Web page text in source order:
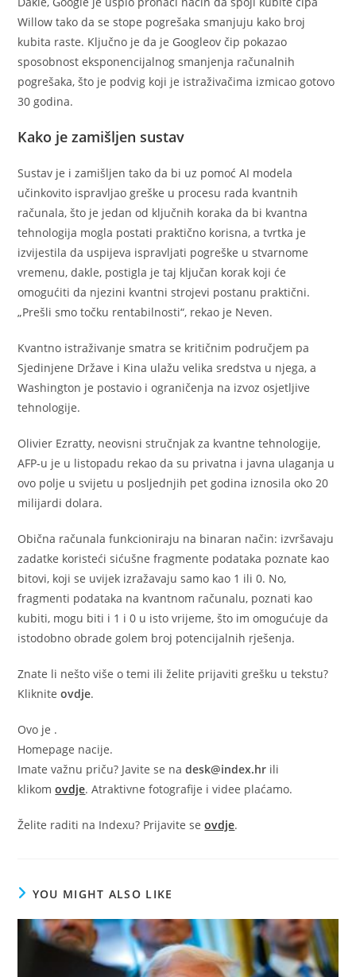
Willow tako da se stope pogrešaka smanjuju kako broj
kubita raste. Ključno je da je Googleov čip pokazao
sposobnost eksponencijalnog smanjenja računalnih
pogrešaka, što je podvig koji je istraživačima izmicao gotovo
30 godina.
Kako je zamišljen sustav
Sustav je i zamišljen tako da bi uz pomoć AI modela
učinkovito ispravljao greške u procesu rada kvantnih
računala, što je jedan od ključnih koraka da bi kvantna
tehnologija mogla postati praktično korisna, a tvrtka je
izvijestila da uspijeva ispravljati pogreške u stvarnome
vremenu, dakle, postigla je taj ključan korak koji će
omogućiti da njezini kvantni strojevi postanu praktični.
„Prešli smo točku rentabilnosti“, rekao je Neven.
Kvantno istraživanje smatra se kritičnim područjem pa
Sjedinjene Države i Kina ulažu velika sredstva u njega, a
Washington je postavio i ograničenja na izvoz osjetljive
tehnologije.
Olivier Ezratty, neovisni stručnjak za kvantne tehnologije,
AFP-u je u listopadu rekao da su privatna i javna ulaganja u
ovo polje u svijetu u posljednjih pet godina iznosila oko 20
milijardi dolara.
Obična računala funkcioniraju na binaran način: izvršavaju
zadatke koristeći sićušne fragmente podataka poznate kao
bitovi, koji se uvijek izražavaju samo kao 1 ili 0. No,
fragmenti podataka na kvantnom računalu, poznati kao
kubiti, mogu biti i 1 i 0 u isto vrijeme, što im omogućuje da
istodobno obrade golem broj potencijalnih rješenja.
Znate li nešto više o temi ili želite prijaviti grešku u tekstu?
Klikniteovdje.
Ovo je .
Homepage nacije.
Imate važnu priču? Javite se nadesk@index.hr ili
klikomovdje. Atraktivne fotografije i videe plaćamo.
Želite raditi na Indexu? Prijavite seovdje.
YOU MIGHT ALSO LIKE